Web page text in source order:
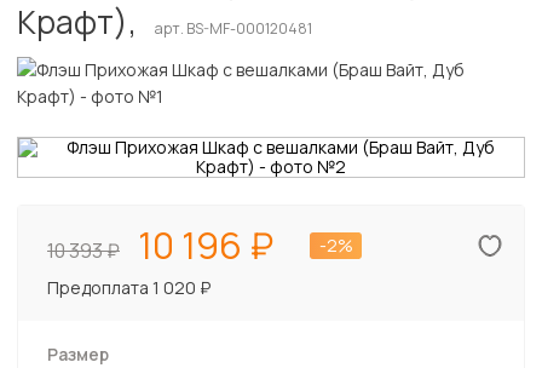
Крафт),
арт. BS-MF-000120481
10 393 10 196
-2%
Предоплата 1 020 ₽
Размер